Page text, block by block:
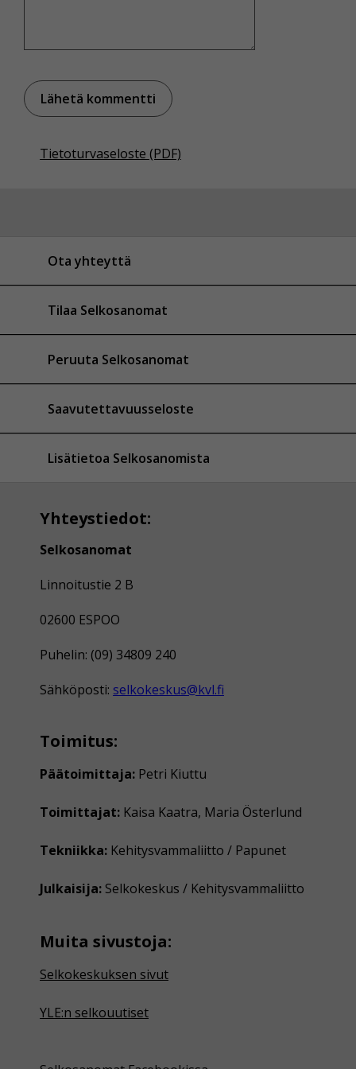
Tietoturvaseloste (PDF)
Ota yhteyttä
Tilaa Selkosanomat
Peruuta Selkosanomat
Saavutettavuusseloste
Lisätietoa Selkosanomista
Yhteystiedot:
Selkosanomat
Linnoitustie 2 B
02600 ESPOO
Puhelin: (09) 34809 240
Sähköposti: selkokeskus@kvl.fi
Toimitus:
Päätoimittaja: Petri Kiuttu
Toimittajat: Kaisa Kaatra, Maria Österlund
Tekniikka: Kehitysvammaliitto / Papunet
Julkaisija: Selkokeskus / Kehitysvammaliitto
Muita sivustoja:
Selkokeskuksen sivut
YLE:n selkouutiset